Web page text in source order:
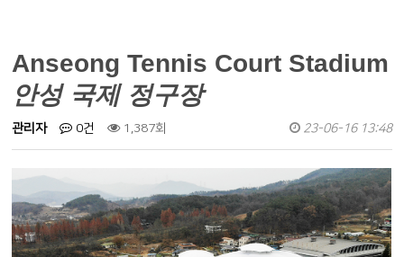
Anseong Tennis Court Stadium
안성 국제 정구장
관리자 0건 1,387회 23-06-16 13:48